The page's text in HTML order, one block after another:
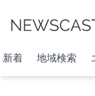
新着 地域検索